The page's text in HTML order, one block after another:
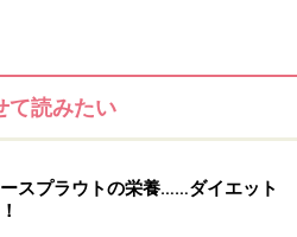
「アンチエイジングフ
て読みたい
スプラウトの栄養……ダイエット